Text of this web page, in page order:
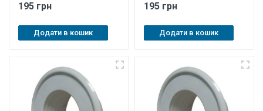
195 грн
Додати в кошик
195 грн
Додати в кошик